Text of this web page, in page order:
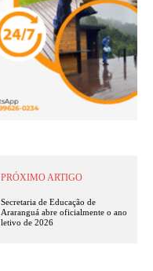
PRÓXIMO ARTIGO
Secretaria de Educação de
Araranguá abre oficialmente o ano
letivo de 2026